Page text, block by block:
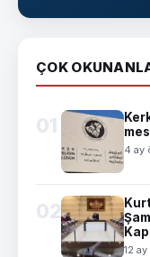
ÇOK
01
4 ay
02
12